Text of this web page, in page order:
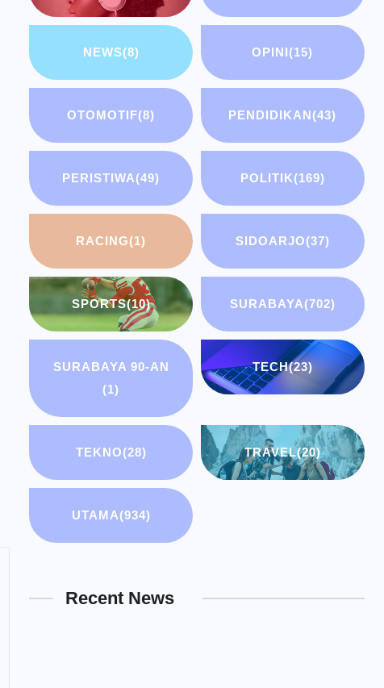
NEWS(8) OPINI(15)
OTOMOTIF(8) PENDIDIKAN(43)
PERISTIWA(49) POLITIK(169)
RACING(1) SIDOARJO(37)
SPORTS(10) SURABAYA(702)
SURABAYA 90-AN
(1)
TECH(23)
TEKNO(28) TRAVEL(20)
UTAMA(934)
Recent News